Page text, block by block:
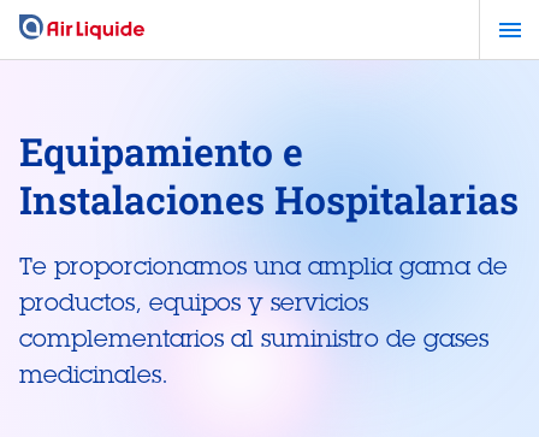
Pasar
Equipamiento e
Instalaciones Hospitalarias
Te proporcionamos una amplia gama de
productos, equipos y servicios
complementarios al suministro de gases
medicinales.